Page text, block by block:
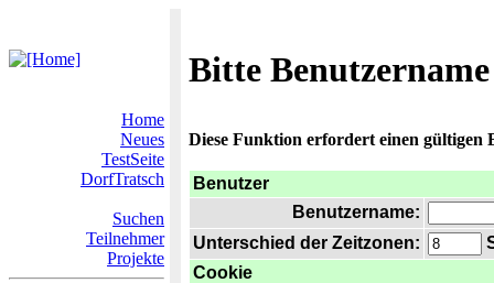
Bitte
Home
Neues
TestSeite
DorfTratsch
Suchen
Teilnehmer
Projekte
Diese Funktion erfordert einen gültigen
Benutzer
Benutzername:
Unterschied der Zeitzonen:
Cookie